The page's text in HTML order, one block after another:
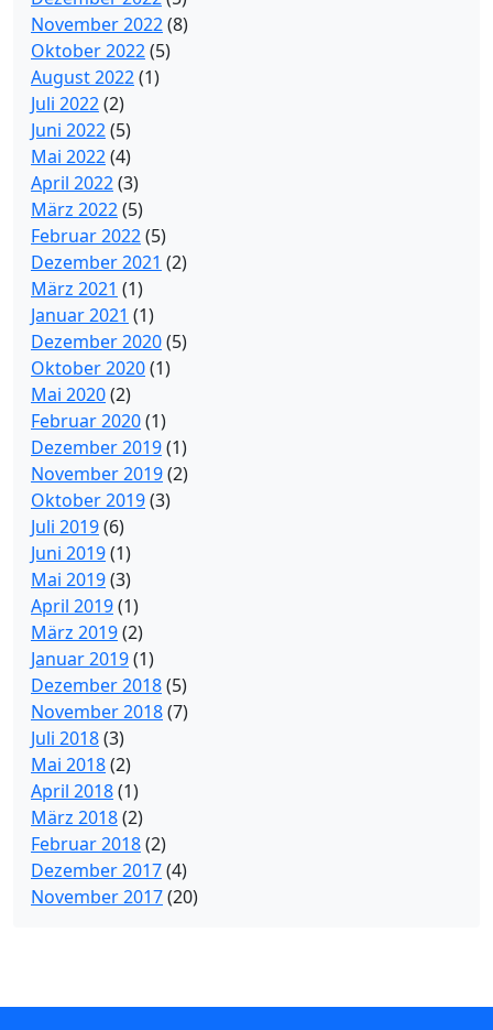
November 2022(8)
Oktober 2022(5)
August 2022(1)
Juli 2022(2)
Juni 2022(5)
Mai 2022(4)
April 2022(3)
März 2022(5)
Februar 2022(5)
Dezember 2021 (2)
März 2021 (1)
Januar 2021 (1)
Dezember 2020(5)
Oktober 2020(1)
Mai 2020(2)
Februar 2020(1)
Dezember 2019(1)
November 2019(2)
Oktober 2019(3)
Juli 2019(6)
Juni 2019(1)
Mai 2019(3)
April 2019(1)
März 2019(2)
Januar 2019(1)
Dezember 2018(5)
November 2018(7)
Juli 2018(3)
Mai 2018(2)
April 2018(1)
März 2018(2)
Februar 2018(2)
Dezember 2017(4)
November 2017(20)